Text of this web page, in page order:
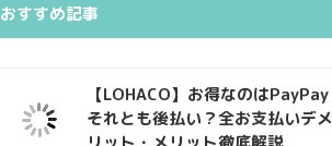
おすすめ記事
【LOHACO】お得なのはPayPay
それとも後払い？全お支払いデメ